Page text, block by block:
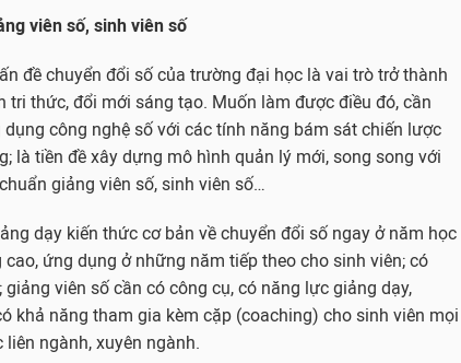
viên số, sinh viên số
đề chuyển đổi số của trường đại học là vai trò trở thành
tri thức, đổi mới sáng tạo. Muốn làm được điều đó, cần
công nghệ số với các tính năng bám sát chiến lược
là tiền đề xây dựng mô hình quản lý mới, song song với
giảng viên số, sinh viên số…
dạy kiến thức cơ bản về chuyển đổi số ngay ở năm học
ứng dụng ở những năm tiếp theo cho sinh viên; có
viên số cần có công cụ, có năng lực giảng dạy,
khả năng tham gia kèm cặp (coaching) cho sinh viên mọi
ngành, xuyên ngành.